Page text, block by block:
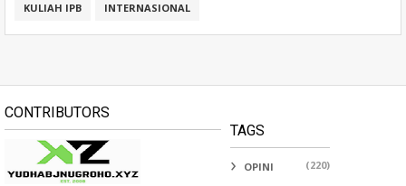
KULIAH IPB INTERNASIONAL
CONTRIBUTORS
TAGS
OPINI (220)